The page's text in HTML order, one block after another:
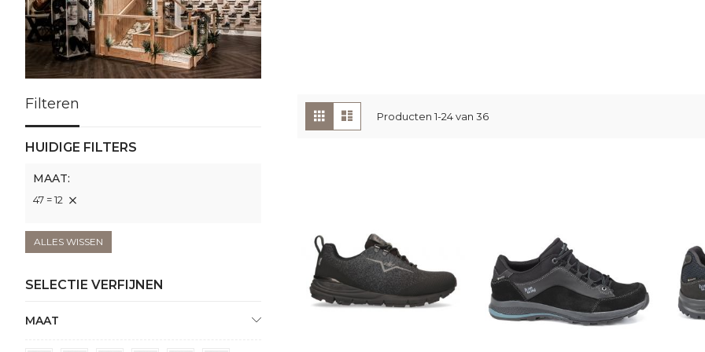
Tonen
als
Foto-
tabel
Producten 1-24van 36
Filteren
HUIDIGE FILTERS
MAAT
47 = 12
ALLES WISSEN
SELECTIE VERFIJNEN
MAAT